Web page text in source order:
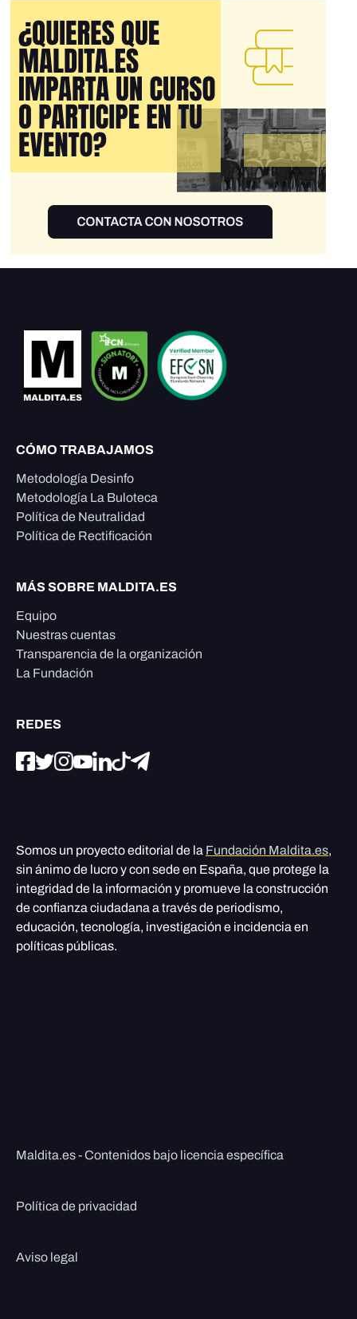
CÓMO TRABAJAMOS
Metodología Desinfo
Metodología La Buloteca
Política de Neutralidad
Política de Rectificación
MÁS SOBRE MALDITA.ES
Equipo
Nuestras cuentas
Transparencia de la organización
La Fundación
REDES
Somos un proyecto editorial de la Fundación Maldita.es,
sin ánimo de lucro y con sede en España, que protege la
integridad de la información y promueve la construcción
de confianza ciudadana a través de periodismo,
educación, tecnología, investigación e incidencia en
políticas públicas.
Maldita.es - Contenidos bajo licencia específica
Política de privacidad
Aviso legal